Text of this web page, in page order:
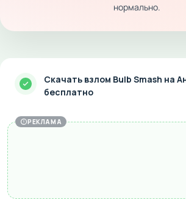
нормально.
Скачать взлом Bulb Smash на
бесплатно
РЕКЛАМА